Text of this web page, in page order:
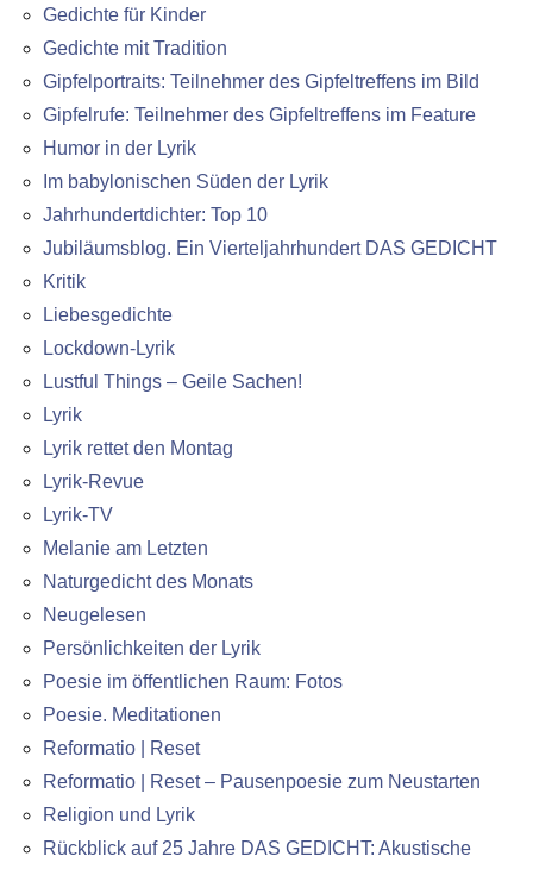
Gedichte für Kinder
Gedichte mit Tradition
Gipfelportraits: Teilnehmer des Gipfeltreffens im Bild
Gipfelrufe: Teilnehmer des Gipfeltreffens im Feature
Humor in der Lyrik
Im babylonischen Süden der Lyrik
Jahrhundertdichter: Top 10
Jubiläumsblog. Ein Vierteljahrhundert DAS GEDICHT
Kritik
Liebesgedichte
Lockdown-Lyrik
Lustful Things – Geile Sachen!
Lyrik
Lyrik rettet den Montag
Lyrik-Revue
Lyrik-TV
Melanie am Letzten
Naturgedicht des Monats
Neugelesen
Persönlichkeiten der Lyrik
Poesie im öffentlichen Raum: Fotos
Poesie. Meditationen
Reformatio | Reset
Reformatio | Reset – Pausenpoesie zum Neustarten
Religion und Lyrik
Rückblick auf 25 Jahre DAS GEDICHT: Akustische